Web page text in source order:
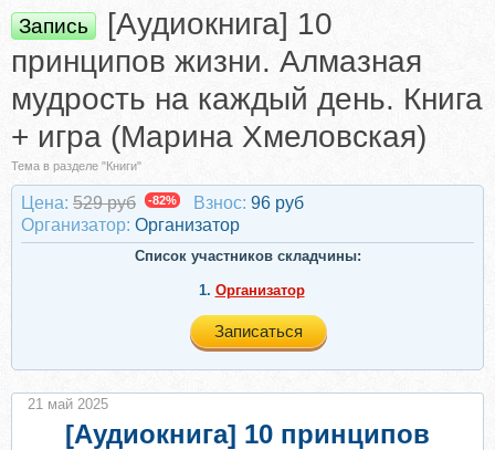
Запись
[Аудиокнига] 10
принципов жизни. Алмазная
мудрость на каждый день. Книга
+ игра (Марина Хмеловская)
Тема в разделе "Книги"
Цена: 529 руб -82% Взнос: 96 руб
Организатор: Организатор
Список участников складчины:
1. Организатор
Записаться
[Аудиокнига] 10 принципов
21 май 2025